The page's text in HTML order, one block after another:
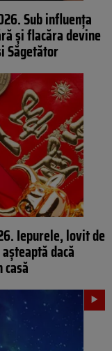
Sub influența
și flacăra devine
Săgetător
Iepurele, lovit de
dacă